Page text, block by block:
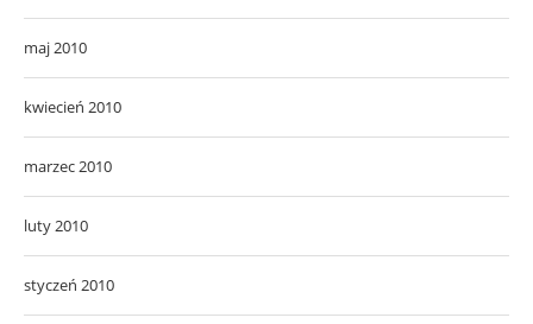
maj 2010
kwiecień 2010
marzec 2010
luty 2010
styczeń 2010